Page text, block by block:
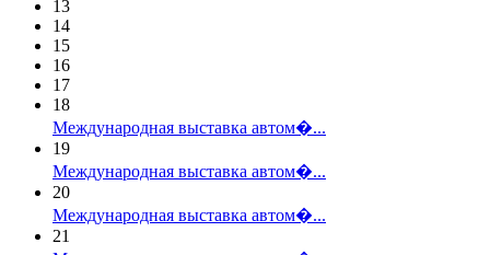
13
14
15
16
17
18
Международная выставка автом�...
19
Международная выставка автом�...
20
Международная выставка автом�...
21